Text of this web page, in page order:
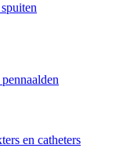
en catheters